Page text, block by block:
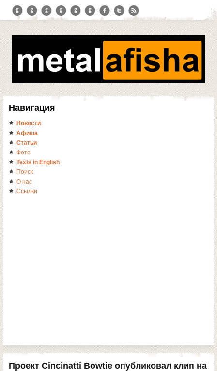
Навигация
Новости
Афиша
Статьи
Фото
Texts in English
Поиск
О нас
Ссылки
Проект Cincinatti Bowtie опубликовал клип на